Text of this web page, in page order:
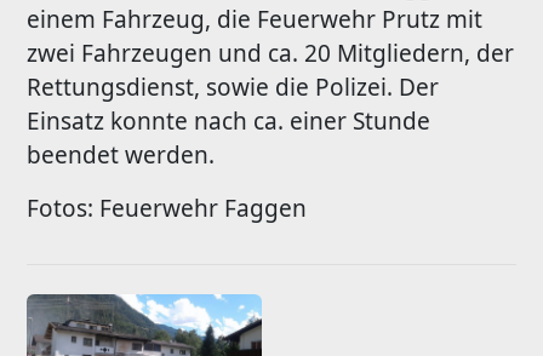
einem Fahrzeug, die Feuerwehr Prutz mit
zwei Fahrzeugen und ca. 20 Mitgliedern, der
Rettungsdienst, sowie die Polizei. Der
Einsatz konnte nach ca. einer Stunde
beendet werden.
Fotos: Feuerwehr Faggen